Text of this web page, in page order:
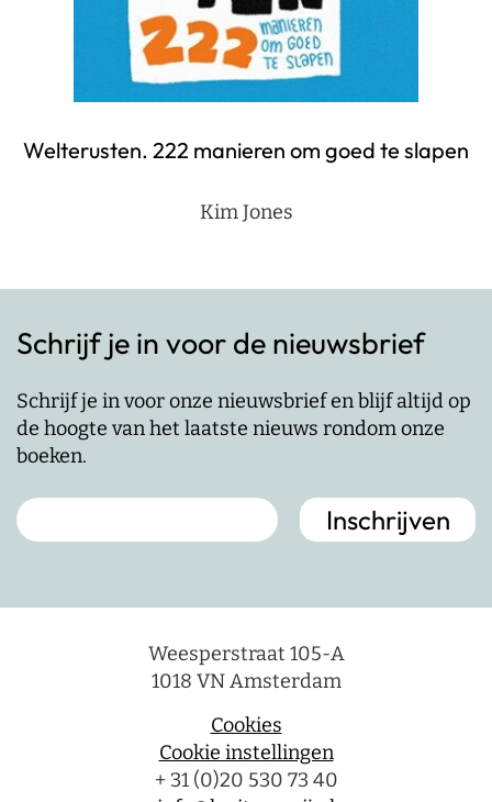
Welterusten. 222 manieren om goed te slapen
Kim Jones
Schrijf je in voor de nieuwsbrief
Schrijf je in voor onze nieuwsbrief en blijf altijd op
de hoogte van het laatste nieuws rondom onze
boeken.
Weesperstraat 105-A
1018 VN Amsterdam
Cookies
Cookie instellingen
+ 31 (0)20 530 73 40